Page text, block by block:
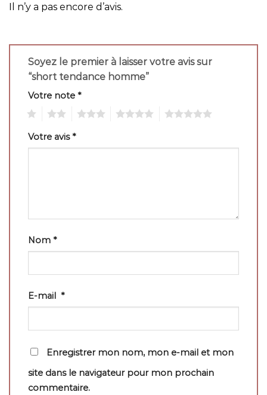
Il n’y a pas encore d’avis.
Soyez le premier à laisser votre avis sur
“short tendance homme”
Votre note *
Votre avis*
Nom *
E-mail *
Enregistrer mon nom, mon e-mail et mon
site dans le navigateur pour mon prochain
commentaire.